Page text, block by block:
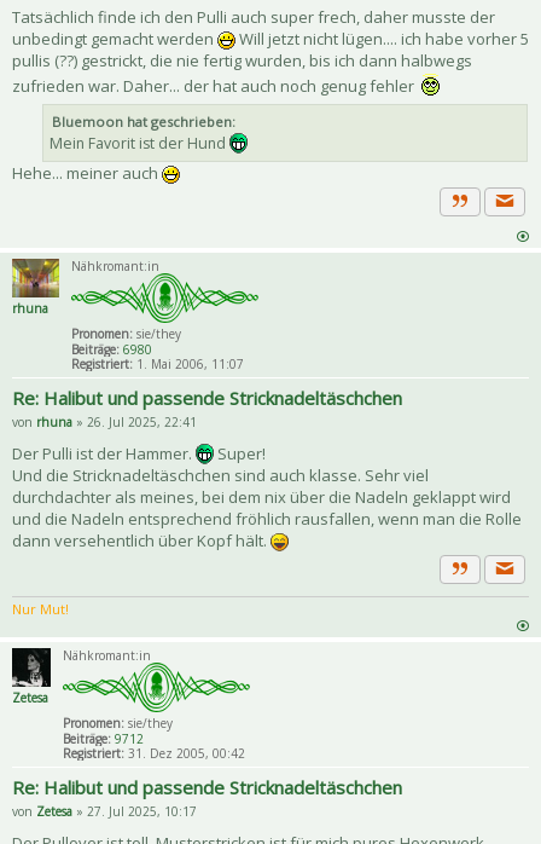
Tatsächlich finde ich den Pulli auch super frech, daher musste der
unbedingt gemacht werden
Will jetzt nicht lügen.... ich habe vorher 5
pullis (??) gestrickt, die nie fertig wurden, bis ich dann halbwegs
zufrieden war. Daher... der hat auch noch genug fehler
Bluemoon hat geschrieben:
Mein Favorit ist der Hund
Hehe... meiner auch
Zitat
rhuna
Nähkromant:in
Pronomen:sie/they
Beiträge: 6980
Registriert:1. Mai 2006, 11:07
Re: Halibut und passende Stricknadeltäschchen
von rhuna » 26. Jul 2025, 22:41
Der Pulli ist der Hammer.
Super!
Und die Stricknadeltäschchen sind auch klasse. Sehr viel
durchdachter als meines, bei dem nix über die Nadeln geklappt wird
und die Nadeln entsprechend fröhlich rausfallen, wenn man die Rolle
dann versehentlich über Kopf hält.
Zitat
Nur Mut!
Zetesa
Nähkromant:in
Pronomen: sie/they
Beiträge: 9712
Registriert: 31. Dez 2005, 00:42
Re: Halibut und passende Stricknadeltäschchen
von Zetesa » 27. Jul 2025, 10:17